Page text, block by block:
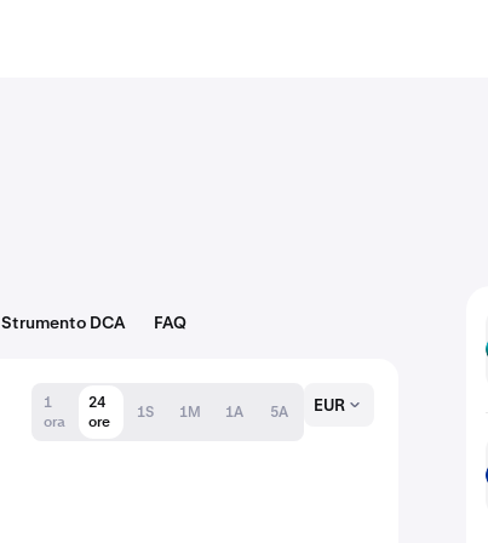
Strumento DCA FAQ
1
ora
24
ore
1S 1M 1A 5A EUR